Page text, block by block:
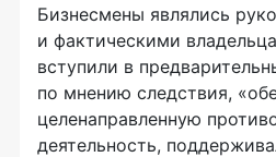
Бизнесмены являлись
и фактическими
вступили в
по мнению следствия,
целенаправленную
деятельность,